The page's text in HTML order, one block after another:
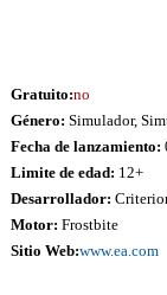
Gratuito:no
Género: Simulador,
Fecha de lanzamiento:
Limite de edad: 12+
Desarrollador:
Motor: Frostbite
Sitio Web:www.ea.com